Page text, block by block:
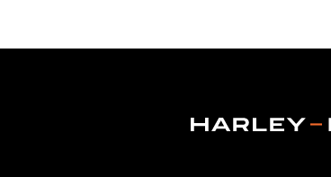
GARANZIA:Garanzia